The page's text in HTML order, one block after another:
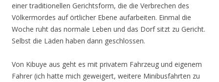
einer traditionellen Gerichtsform, die die Verbrechen des
Völkermordes auf örtlicher Ebene aufarbeiten. Einmal die
Woche ruht das normale Leben und das Dorf sitzt zu Gericht.
Selbst die Läden haben dann geschlossen.
Von Kibuye aus geht es mit privatem Fahrzeug und eigenem
Fahrer (ich hatte mich geweigert, weitere Minibusfahrten zu